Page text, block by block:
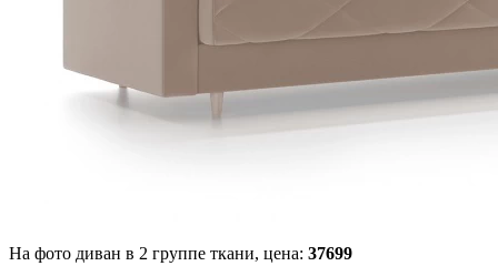
На фото диван в 2 группе ткани, цена: 37699